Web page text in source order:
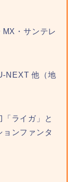
・サンテレ
NEXT 他（地
ライガ」と
ンファンタ